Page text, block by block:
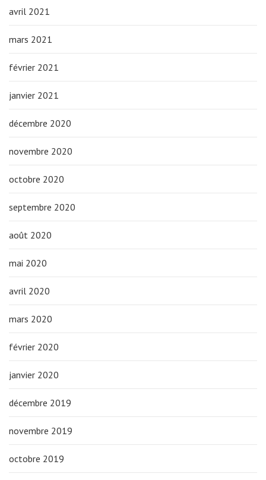
avril 2021
mars 2021
février 2021
janvier 2021
décembre 2020
novembre 2020
octobre 2020
septembre 2020
août 2020
mai 2020
avril 2020
mars 2020
février 2020
janvier 2020
décembre 2019
novembre 2019
octobre 2019